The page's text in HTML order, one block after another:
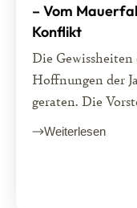
– Vom
Konflikt
Die
Hoffnungen der
geraten. Die
Weiterlesen